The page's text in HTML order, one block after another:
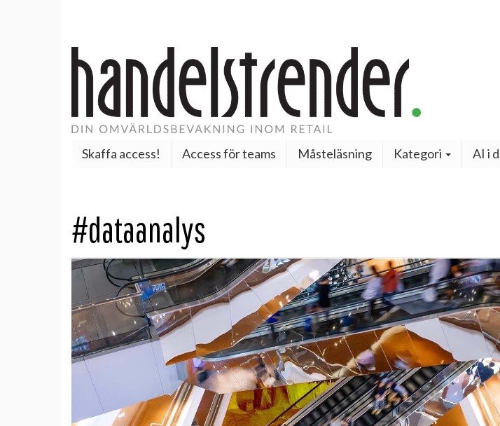
Skaffa access! Access för teams Måsteläsning Kategori AI i
#dataanalys